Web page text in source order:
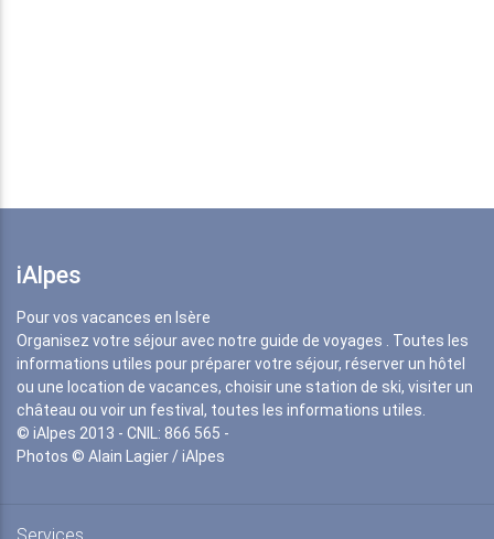
iAlpes
Pour vos vacances en Isère
Organisez votre séjour avec notre guide de voyages . Toutes les
informations utiles pour préparer votre séjour, réserver un hôtel
ou une location de vacances, choisir une station de ski, visiter un
château ou voir un festival, toutes les informations utiles.
© iAlpes 2013 - CNIL: 866 565 -
Photos © Alain Lagier / iAlpes